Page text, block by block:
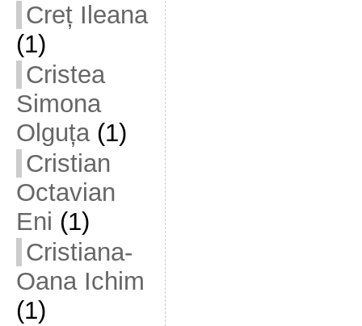
Creț Ileana
(1)
Cristea
Simona
Olguța(1)
Cristian
Octavian
Eni (1)
Cristiana-
Oana Ichim
(1)